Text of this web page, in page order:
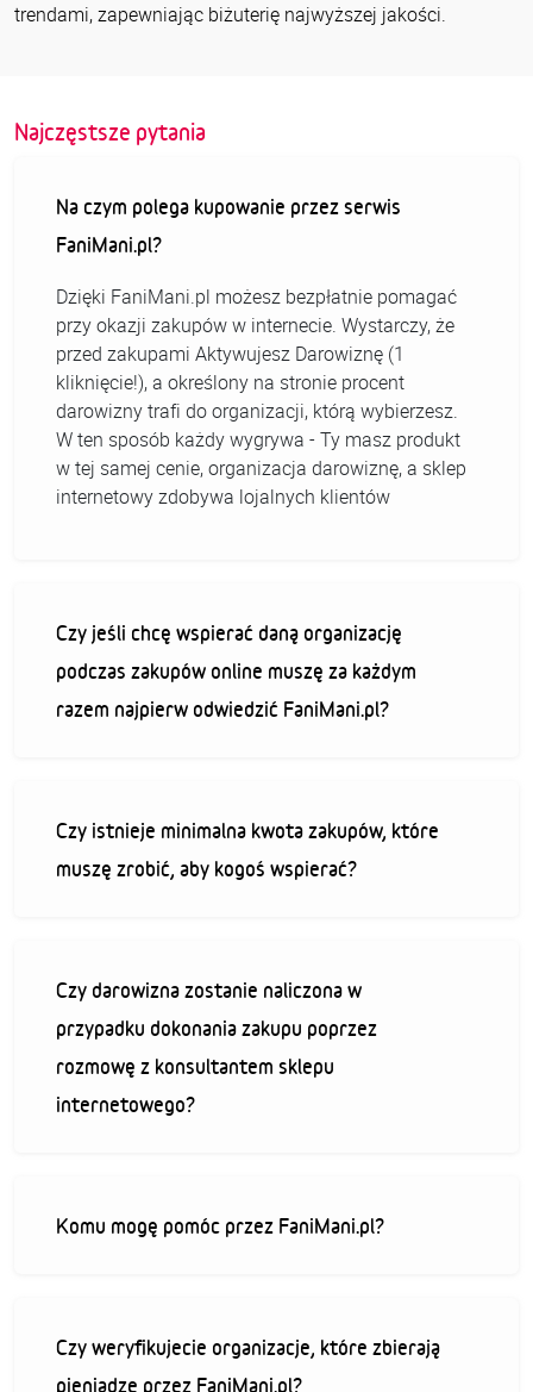
trendami, zapewniając biżuterię najwyższej jakości.
Najczęstsze pytania
Na czym polega kupowanie przez serwis
FaniMani.pl?
Dzięki FaniMani.pl możesz bezpłatnie pomagać
przy okazji zakupów w internecie. Wystarczy, że
przed zakupami Aktywujesz Darowiznę (1
kliknięcie!), a określony na stronie procent
darowizny trafi do organizacji, którą wybierzesz.
W ten sposób każdy wygrywa - Ty masz produkt
w tej samej cenie, organizacja darowiznę, a sklep
internetowy zdobywa lojalnych klientów
Czy jeśli chcę wspierać daną organizację
podczas zakupów online muszę za każdym
razem najpierw odwiedzić FaniMani.pl?
Czy istnieje minimalna kwota zakupów, które
muszę zrobić, aby kogoś wspierać?
Czy darowizna zostanie naliczona w
przypadku dokonania zakupu poprzez
rozmowę z konsultantem sklepu
internetowego?
Komu mogę pomóc przez FaniMani.pl?
Czy weryfikujecie organizacje, które zbierają
pieniądze przez FaniMani.pl?